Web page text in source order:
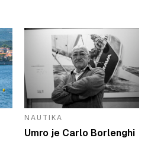
NAUTIKA
Umro je Carlo Borlenghi